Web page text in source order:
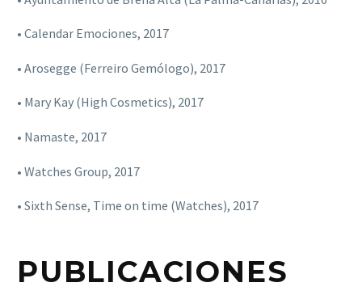
• Calendar Emociones, 2017
• Arosegge (Ferreiro Gemólogo), 2017
• Mary Kay (High Cosmetics), 2017
• Namaste, 2017
• Watches Group, 2017
• Sixth Sense, Time on time (Watches), 2017
PUBLICACIONES